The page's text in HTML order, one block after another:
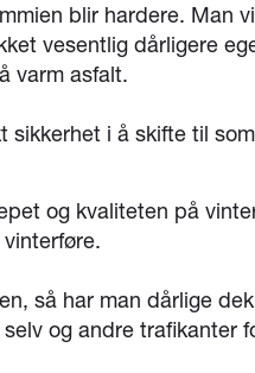
blir hardere. Man
vesentlig dårligere
varm asfalt.
sikkerhet i å skifte til
og kvaliteten på
så har man dårlige
og andre trafikanter